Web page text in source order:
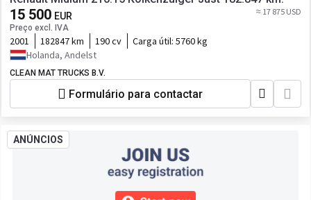
15 500 EUR
Preço excl. IVA
≈ 17 875 USD
2001 182847 km 190 cv Carga útil: 5760 kg
Holanda, Andelst
CLEAN MAT TRUCKS B.V.
Formulário para contactar
ANÚNCIOS